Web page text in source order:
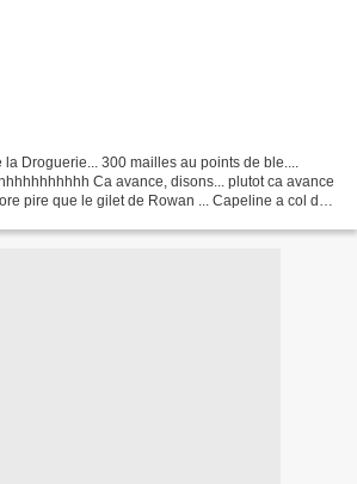
Droguerie... 300 mailles au points de ble....
Ca avance, disons... plutot ca avance
pire que le gilet de Rowan ... Capeline a col de